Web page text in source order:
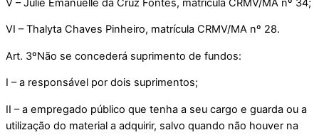
V – Julie Emanuelle da Cruz Fontes, matrícula CRMV/MA nº 34;
VI – Thalyta Chaves Pinheiro, matrícula CRMV/MA nº 28.
Art. 3ºNão se concederá suprimento de fundos:
I – a responsável por dois suprimentos;
II – a empregado público que tenha a seu cargo e guarda ou a
utilização do material a adquirir, salvo quando não houver na